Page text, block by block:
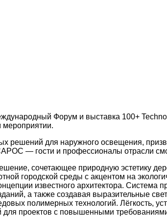
Форум и выставка 100+
для наружного освещения,
— гости и профессионалы отрасли
сочетающее природную эстетику
городской среды с акцентом на
известного архитектора. Система
а также создавая выразительные
полимерных технологий. Лёгкость,
проектов с повышенными